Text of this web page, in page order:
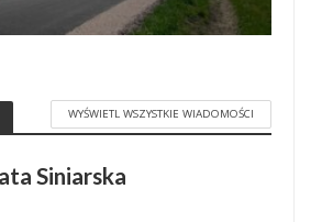
WYŚWIETL WSZYSTKIE WIADOMOŚCI
Siniarska